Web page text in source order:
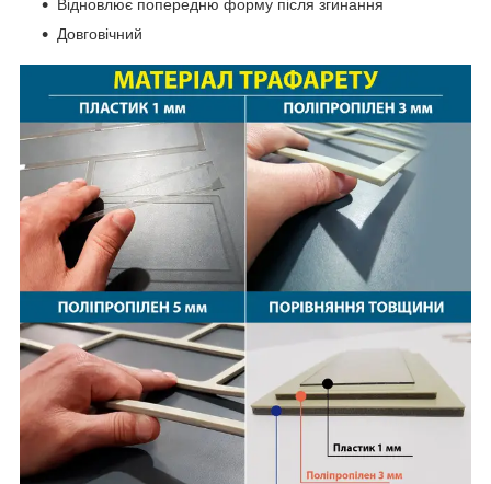
Відновлює попередню форму після згинання
Довговічний